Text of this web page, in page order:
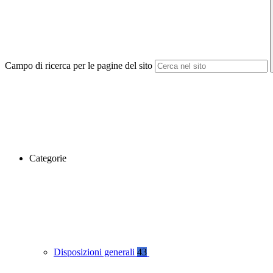
Campo di ricerca per le pagine del sito
Categorie
Disposizioni generali 43